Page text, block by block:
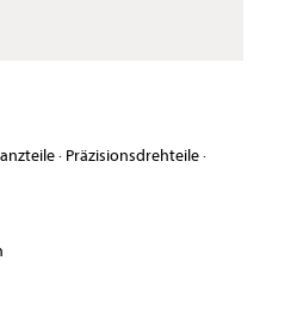
· Präzisionsdrehteile·